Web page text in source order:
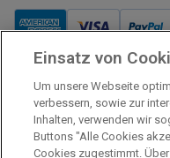
Verkauf und Versand
Kostenloser Versand:
Verkauf und Versand durch:
Einsatz von
Um unsere Webseite
verbessern, sowie zur
Inhalten, verwenden wir
Buttons "Alle Cookies
Cookies zugestimmt.